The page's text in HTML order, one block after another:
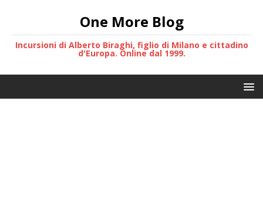
One More Blog
Incursioni di Alberto Biraghi, figlio di Milano e cittadino
d'Europa. Online dal 1999.